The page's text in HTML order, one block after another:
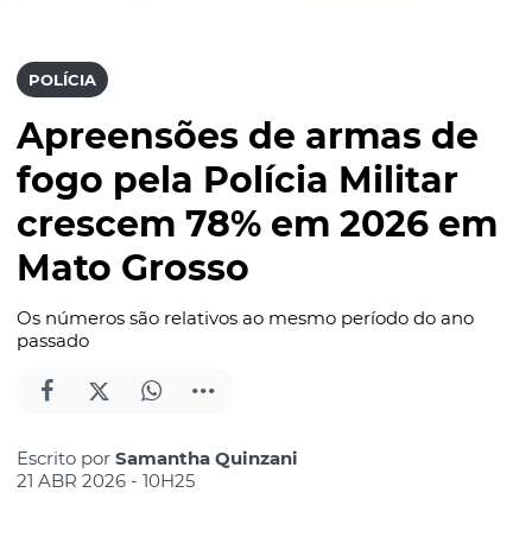
POLÍCIA
Apreensões de armas de
fogo pela Polícia Militar
crescem 78% em 2026 em
Mato Grosso
Os números são relativos ao mesmo período do ano
passado
Escrito por Samantha Quinzani
21 ABR 2026 - 10H25